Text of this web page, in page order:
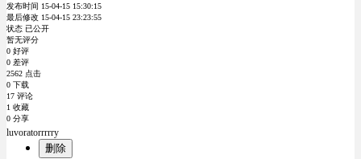
发布时间 15-04-15 15:30:15
最后修改 15-04-15 23:23:55
状态 已公开
暂无评分
0 好评
0 差评
2562 点击
0 下载
17 评论
1 收藏
0 分享
luvoratorrrrry
删除